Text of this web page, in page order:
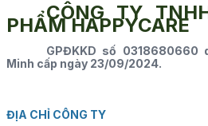
CÔNG TY
PHẨM HAPPYCARE
GPĐKKD số 0318680660
Minh cấp ngày 23/09/2024.
ĐỊA CHỈ CÔNG TY